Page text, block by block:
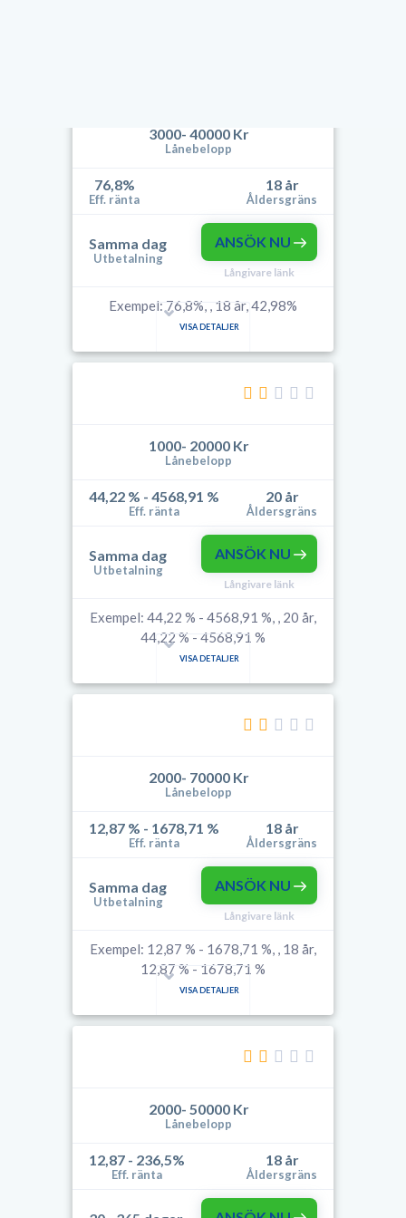
3000- 40000 Kr
Lånebelopp
76,8%
Eff. ränta
18 år
Åldersgräns
Samma dag
Utbetalning
ANSÖK NU
Långivare länk
Exempel: 76,8%, , 18 år, 42,98%
VISA DETALJER
1000- 20000 Kr
Lånebelopp
44,22 % - 4568,91 %
Eff. ränta
20 år
Åldersgräns
Samma dag
Utbetalning
ANSÖK NU
Långivare länk
Exempel: 44,22 % - 4568,91 %, , 20 år,
44,22 % - 4568,91 %
VISA DETALJER
2000- 70000 Kr
Lånebelopp
12,87 % - 1678,71 %
Eff. ränta
18 år
Åldersgräns
Samma dag
Utbetalning
ANSÖK NU
Långivare länk
Exempel: 12,87 % - 1678,71 %, , 18 år,
12,87 % - 1678,71 %
VISA DETALJER
2000- 50000 Kr
Lånebelopp
12,87 - 236,5%
Eff. ränta
18 år
Åldersgräns